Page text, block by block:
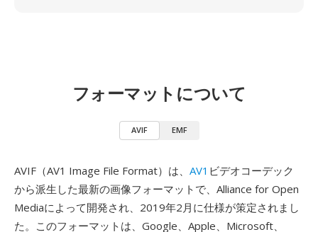
フォーマットについて
AVIF EMF
AVIF（AV1 Image File Format）は、 AV1 ビデオコーデック
から派生した最新の画像フォーマットで、Alliance for Open
Mediaによって開発され、2019年2月に仕様が策定されまし
た。このフォーマットは、Google、Apple、Microsoft、